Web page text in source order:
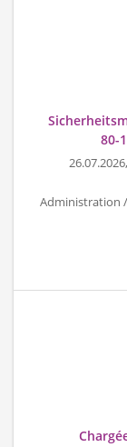
80-
26.07.2026,
Administration